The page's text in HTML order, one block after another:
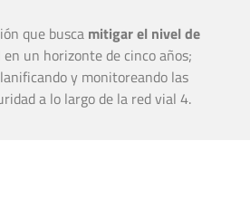
que busca mitigar el nivel de
en un horizonte de cinco años;
y monitoreando las
a lo largo de la red vial 4.